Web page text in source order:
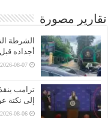
تقارير مصورة
الشرطة
أجداده
2026-08-07
ترامب
إلى نكتة
2026-08-06